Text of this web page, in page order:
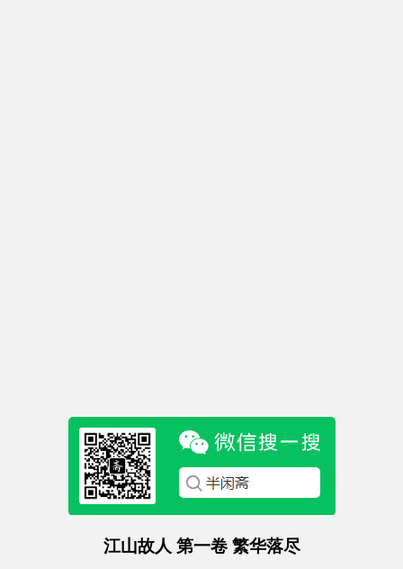
江山故人 第一卷 繁华落尽